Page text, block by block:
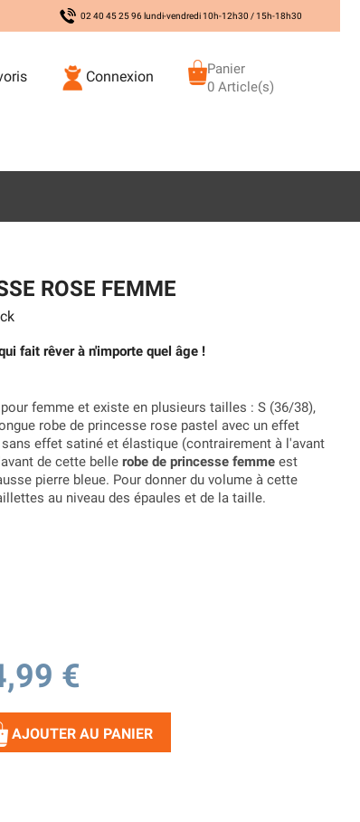
02 40 45 25 96 lundi-vendredi 10h-12h30 / 15h-18h30
Connexion
Panier
0 Article(s)
ROSE FEMME
fait rêver à n'importe quel âge !
femme et existe en plusieurs tailles : S (36/38),
robe de princesse rose pastel avec un effet
effet satiné et élastique (contrairement à l'avant
de cette belle robe de princesse femme est
pierre bleue. Pour donner du volume à cette
au niveau des épaules et de la taille.
€
AJOUTER AU PANIER